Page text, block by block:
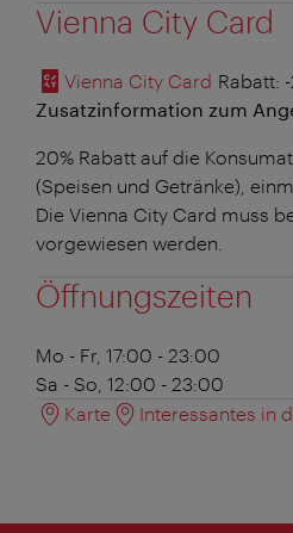
Vienna City Card
Vienna City Card Rabatt:
Zusatzinformation zum
20% Rabatt auf die
(Speisen und Getränke),
Die Vienna City Card muss
vorgewiesen werden.
Öffnungszeiten
Mo - Fr, 17:00 - 23:00
Sa - So, 12:00 - 23:00
Karte
Interessantes in